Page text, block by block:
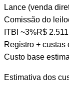
Lance (venda
Comissão do
ITBI ~3%R$
Registro + custas
Custo base
Estimativa dos